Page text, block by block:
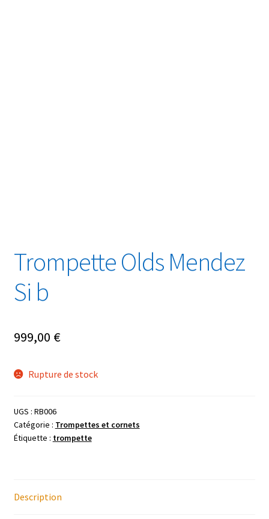
Trompette Olds Mendez
Si b
999,00 €
Rupture de stock
UGS : RB006
Catégorie : Trompettes et cornets
Étiquette : trompette
Description